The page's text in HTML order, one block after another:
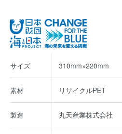
サイズ 310mm×220mm
素材 リサイクルPET
製造 丸天産業株式会社